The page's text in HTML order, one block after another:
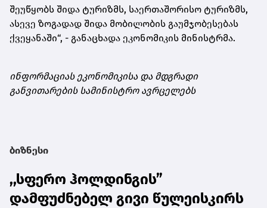
შეუწყობს შიდა ტურიზმს, საერთაშორისო ტურიზმს,
ასევე ზოგადად შიდა მობილობის გაუმჯობესებას
ქვეყანაში“, - განაცხადა ეკონომიკის მინისტრმა.
ინფორმაციას ეკონომიკისა და მდგრადი
განვითარების სამინისტრო ავრცელებს
ბიზნესი
,,სფერო ჰოლდინგის”
დამფუძნებელ გივი წულეისკირს